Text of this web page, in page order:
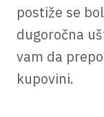
postiže se
dugoročna
vam da
kupovini.